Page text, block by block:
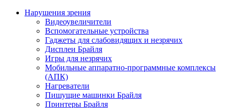
Нарушения зрения
Видеоувеличители
Вспомогательные устройства
Гаджеты для слабовидящих и незрячих
Дисплеи Брайля
Игры для незрячих
Мобильные аппаратно-программные комплексы
(АПК)
Нагреватели
Пишущие машинки Брайля
Принтеры Брайля